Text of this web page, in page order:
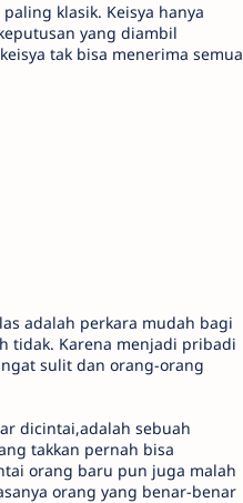
klasik. Keisya hanya
yang diambil
tak bisa menerima semua
adalah perkara mudah bagi
tidak. Karena menjadi pribadi
sulit dan orang-orang
dicintai,adalah sebuah
takkan pernah bisa
orang baru pun juga malah
orang yang benar-benar